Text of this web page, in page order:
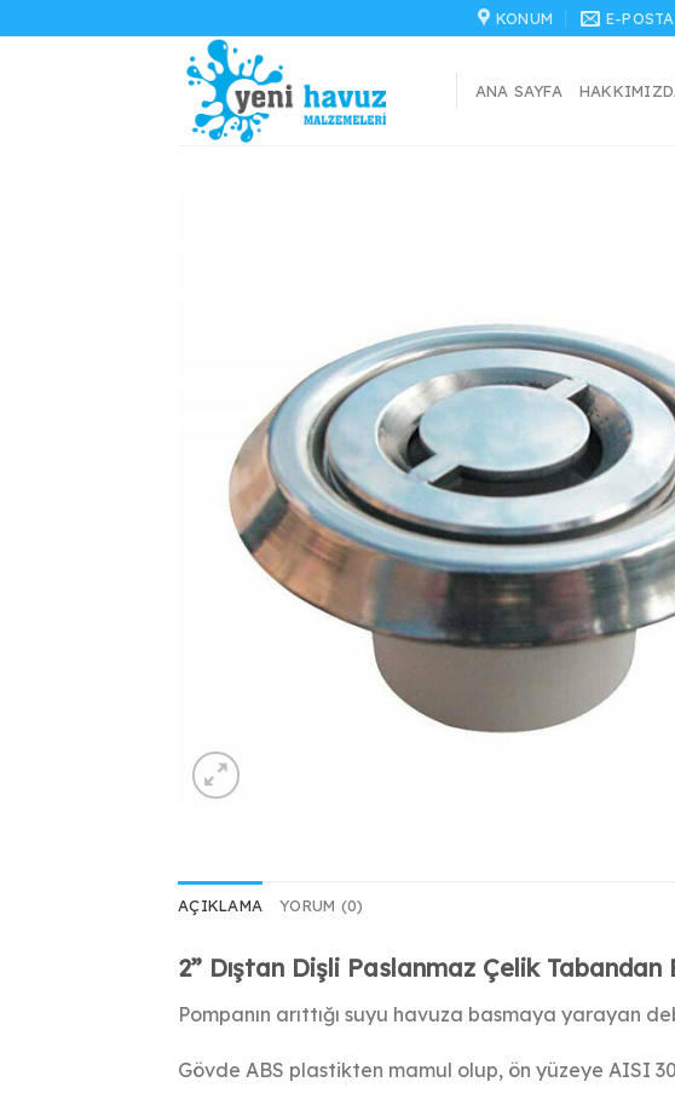
atla
KONUM E-POSTA
ANA SAYFA
AÇIKLAMA YORUM (0)
2” Dıştan Dişli Paslanmaz Çelik
Pompanın arıttığı suyu havuza basmaya yarayan
Gövde ABS plastikten mamul olup, ön yüzeye AISI